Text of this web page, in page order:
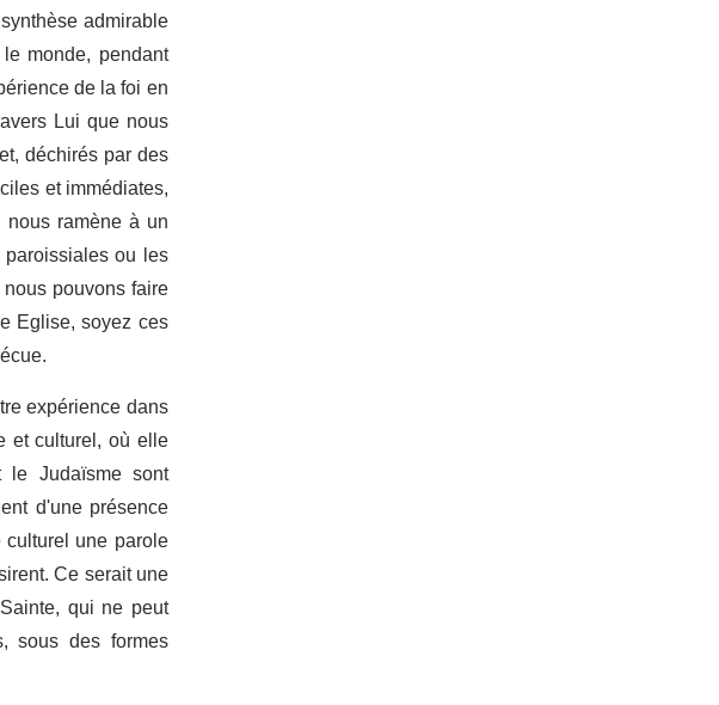
admirable
monde, pendant
de la foi en
Lui que nous
déchirés par des
et immédiates,
ramène à un
ou les
pouvons faire
Eglise, soyez ces
expérience dans
et culturel, où elle
Judaïsme sont
d'une présence
une parole
Ce serait une
qui ne peut
sous des formes